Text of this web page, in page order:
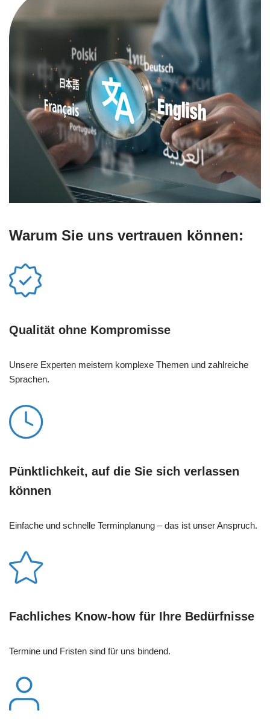
Warum Sie uns vertrauen können:
Qualität ohne Kompromisse
Unsere Experten meistern komplexe Themen und zahlreiche
Sprachen.
Pünktlichkeit, auf die Sie sich verlassen
können
Einfache und schnelle Terminplanung – das ist unser Anspruch.
Fachliches Know-how für Ihre Bedürfnisse
Termine und Fristen sind für uns bindend.